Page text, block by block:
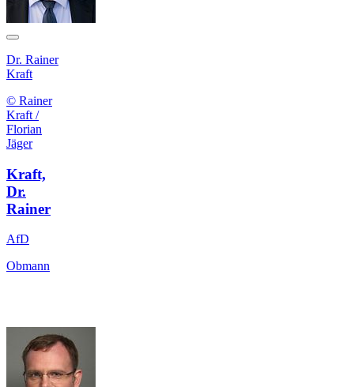
Dr. Rainer
Kraft
© Rainer
Kraft /
Florian
Jäger
Kraft,
Dr.
Rainer
AfD
Obmann